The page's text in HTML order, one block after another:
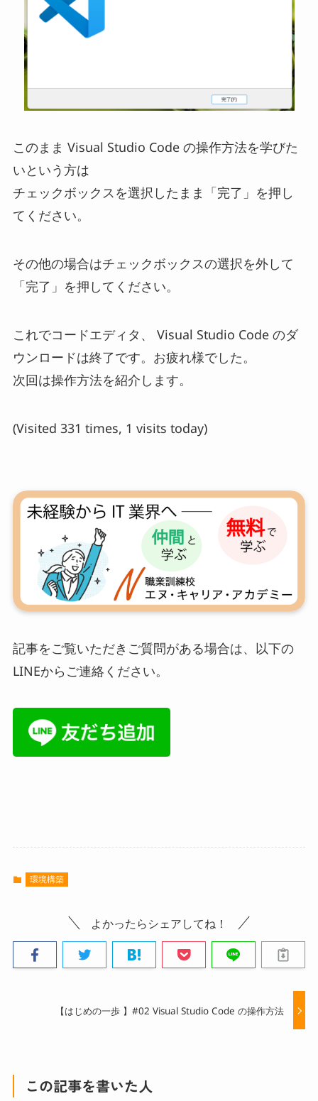
このまま Visual Studio Code の操作方法を学びた
いという方は
チェックボックスを選択したまま「完了」を押し
てください。
その他の場合はチェックボックスの選択を外して
「完了」を押してください。
これでコードエディタ、 Visual Studio Code のダ
ウンロードは終了です。お疲れ様でした。
次回は操作方法を紹介します。
(Visited 331 times, 1 visits today)
記事をご覧いただきご質問がある場合は、以下の
LINEからご連絡ください。
環境構築
よかったらシェアしてね！
【はじめの一歩 】#02 Visual Studio Code の操作方法
この記事を書いた人